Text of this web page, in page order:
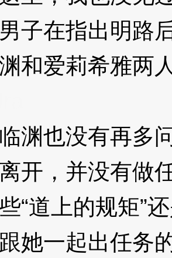
在指出明路后
和爱莉希雅两
也没有再多问
开，并没有做
上的规矩”还
她一起出任务